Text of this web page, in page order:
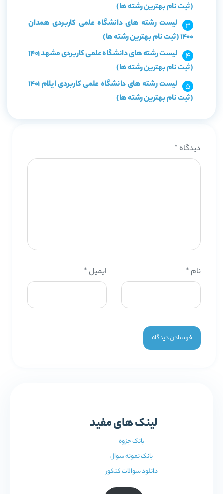
(ثبت نام بهترین رشته ها)
لیست رشته های دانشگاه علمی کاربردی همدان
۱۴۰۰ (ثبت نام بهترین رشته ها)
لیست رشته های دانشگاه علمی کاربردی مشهد 1401
(ثبت نام بهترین رشته ها)
لیست رشته های دانشگاه علمی کاربردی ایلام 1401
(ثبت نام بهترین رشته ها)
دیدگاه *
نام * ایمیل*
لینک های مفید
بانک جزوه
بانک نمونه سوال
دانلود سوالات کنکور